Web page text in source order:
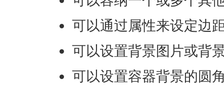
可以通过属性来设定边
可以设置背景图片或背
可以设置容器背景的圆